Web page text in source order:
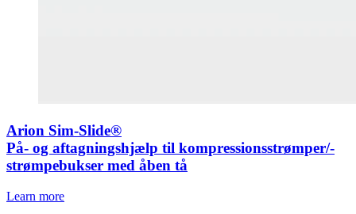
Arion Sim-Slide®
På- og aftagningshjælp til kompressionsstrømper/-
strømpebukser med åben tå
Learn more